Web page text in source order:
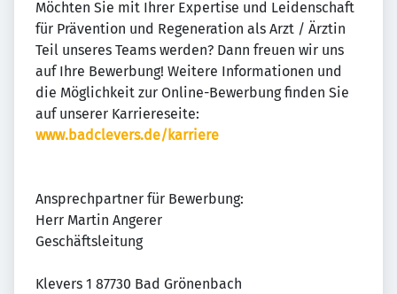
Möchten Sie mit Ihrer Expertise und Leidenschaft
für Prävention und Regeneration als Arzt / Ärztin
Teil unseres Teams werden? Dann freuen wir uns
auf Ihre Bewerbung! Weitere Informationen und
die Möglichkeit zur Online-Bewerbung finden Sie
auf unserer Karriereseite:
www.badclevers.de/karriere
Ansprechpartner für Bewerbung:
Herr Martin Angerer
Geschäftsleitung
Klevers 1 87730 Bad Grönenbach